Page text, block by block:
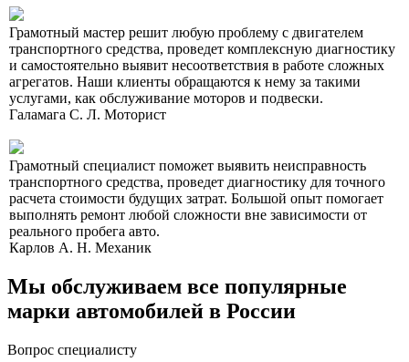
Грамотный мастер решит любую проблему с двигателем
транспортного средства, проведет комплексную диагностику
и самостоятельно выявит несоответствия в работе сложных
агрегатов. Наши клиенты обращаются к нему за такими
услугами, как обслуживание моторов и подвески.
Галамага С. Л. Моторист
Грамотный специалист поможет выявить неисправность
транспортного средства, проведет диагностику для точного
расчета стоимости будущих затрат. Большой опыт помогает
выполнять ремонт любой сложности вне зависимости от
реального пробега авто.
Карлов А. Н. Механик
Мы обслуживаем все популярные
марки автомобилей в России
Вопрос специалисту